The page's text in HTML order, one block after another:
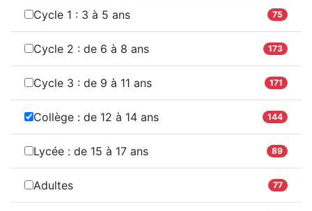
Cycle 1 : 3 à 5 ans 75
Cycle 2 : de 6 à 8 ans 173
Cycle 3 : de 9 à 11 ans 171
Collège : de 12 à 14 ans 144
Lycée : de 15 à 17 ans 89
Adultes 77